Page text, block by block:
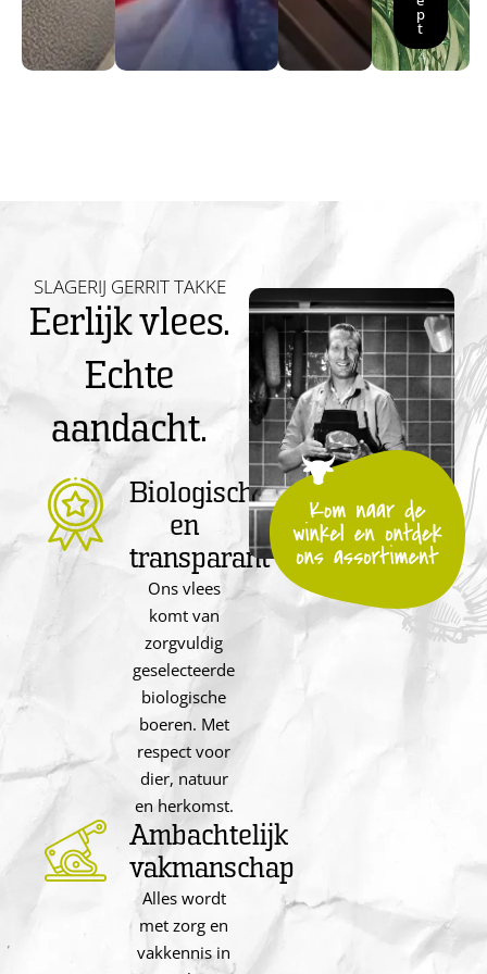
p
t
SLAGERIJ GERRIT TAKKE
Eerlijk vlees.
Echte
aandacht.
Biologisch
en
transparant
Ons vlees
komt van
zorgvuldig
geselecteerde
biologische
boeren. Met
respect voor
dier, natuur
en herkomst.
Ambachtelijk
vakmanschap
Alles wordt
met zorg en
vakkennis in